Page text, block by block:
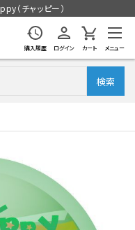
（チャッピー）
購入履歴 ログイン カート メニュー
検索
ク